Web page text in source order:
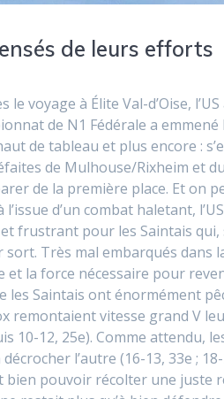
de leurs efforts
le voyage à Élite Val-d’Oise,
de N1 Fédérale a
de tableau et plus encore :
de Mulhouse/Rixheim et
de la première place. Et on
l’issue d’un combat haletant,
frustrant pour les Saintais
Très mal embarqués dans
la force nécessaire pour
les Saintais ont énormément
remontaient vitesse grand V
10-12, 25e). Comme attendu,
l’autre (16-13, 33e ;
bien pouvoir récolter une juste